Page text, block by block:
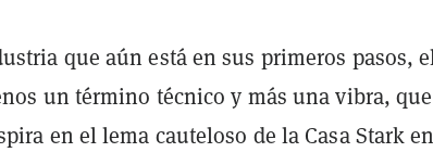
que aún está en sus primeros pasos,
un término técnico y más una vibra, que
en el lema cauteloso de la Casa Stark